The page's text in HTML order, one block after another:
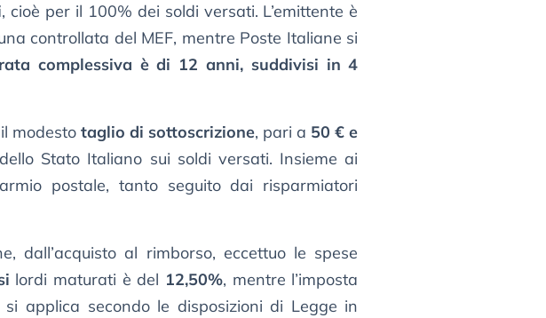
, cioè per il 100% dei soldi versati. L’emittente è
controllata del MEF, mentre Poste Italiane si
complessiva è di 12 anni, suddivisi in 4
modestotaglio di sottoscrizione, pari a 50 € e
Stato Italiano sui soldi versati. Insieme ai
postale, tanto seguito dai risparmiatori
dall’acquisto al rimborso, eccettuo le spese
lordi maturati è del 12,50%, mentre l’imposta
applica secondo le disposizioni di Legge in